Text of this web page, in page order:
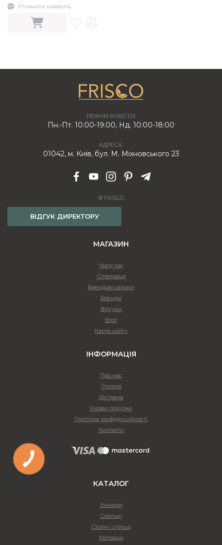
Уточнити наявніть
РЕЖИМ РОБОТИ:
Пн.-Пт. 10:00-19:00, Нд. 10:00-18:00
АДРЕСА:
01042, м. Київ, бул. М. Міхновського 23
© FRISCO
ВІДГУК ДИРЕКТОРУ
МАГАЗИН
Чому ми
Співпраця
Брендові салони
Бренди
Відгуки
Блог
Карта сайту
ІНФОРМАЦІЯ
Про нас
Оплата
Доставка
Умови покупки
Політика конфіденційності
Контакти
КАТАЛОГ
Знижки
Спальні
Столи і стільці
Матраци